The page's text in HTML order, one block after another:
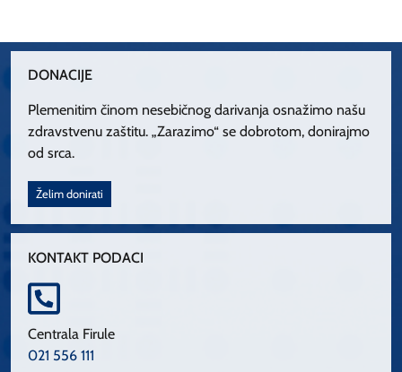
DONACIJE
Plemenitim činom nesebičnog darivanja osnažimo našu
zdravstvenu zaštitu. „Zarazimo“ se dobrotom, donirajmo
od srca.
Želim donirati
KONTAKT PODACI
Centrala Firule
021 556 111